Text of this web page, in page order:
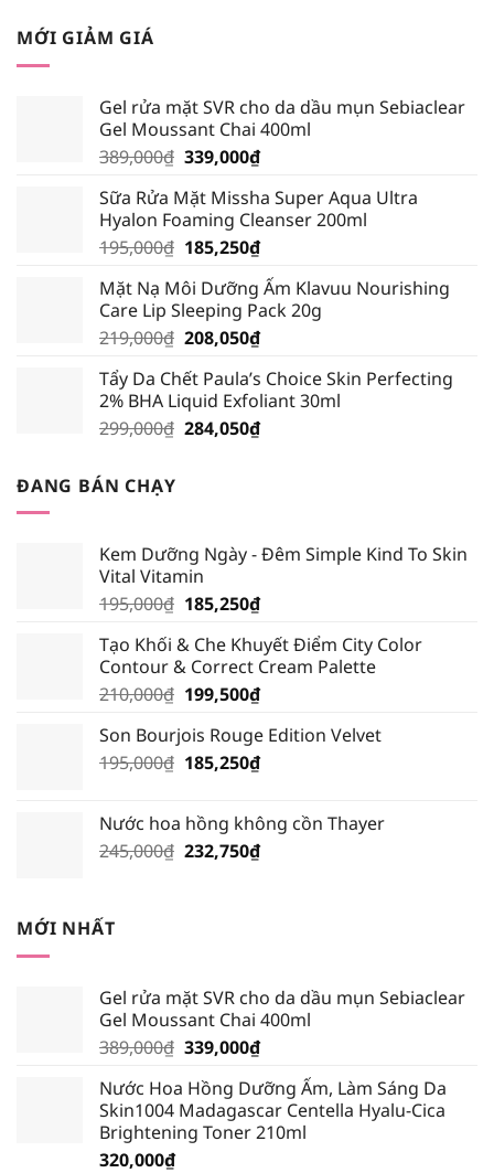
MỚI GIẢM GIÁ
Gel rửa mặt SVR cho da dầu mụn Sebiaclear
Gel Moussant Chai 400ml
389,000₫ Giá
là:
389,000₫.
339,000₫Giá
tại
là:
339,000₫.
Sữa Rửa Mặt Missha Super Aqua Ultra
Hyalon Foaming Cleanser 200ml
195,000₫ Giá
là:
195,000₫.
185,250₫Giá
tại
là:
185,250₫.
Mặt Nạ Môi Dưỡng Ẩm Klavuu Nourishing
Care Lip Sleeping Pack 20g
219,000₫ Giá
là:
219,000₫.
208,050₫Giá
tại
là:
208,050₫.
Tẩy Da Chết Paula’s Choice Skin Perfecting
2% BHA Liquid Exfoliant 30ml
299,000₫ Giá
284,050₫Giá
ĐANG BÁN CHẠY
Kem Dưỡng Ngày - Đêm Simple Kind To Skin
Vital Vitamin
195,000₫ Giá
là:
195,000₫.
185,250₫Giá
tại
là:
185,250₫.
Tạo Khối & Che Khuyết Điểm City Color
Contour & Correct Cream Palette
210,000₫ Giá
là:
210,000₫.
199,500₫Giá
tại
là:
Son Bourjois Rouge Edition Velvet
195,000₫ Giá
195,000₫.
185,250₫Giá
là:
185,250₫.
Nước hoa hồng không cồn Thayer
245,000₫ Giá
232,750₫Giá
MỚI NHẤT
Gel rửa mặt SVR cho da dầu mụn Sebiaclear
Gel Moussant Chai 400ml
389,000₫ Giá
là:
389,000₫.
339,000₫Giá
tại
là:
339,000₫.
Nước Hoa Hồng Dưỡng Ẩm, Làm Sáng Da
Skin1004 Madagascar Centella Hyalu-Cica
Brightening Toner 210ml
320,000₫